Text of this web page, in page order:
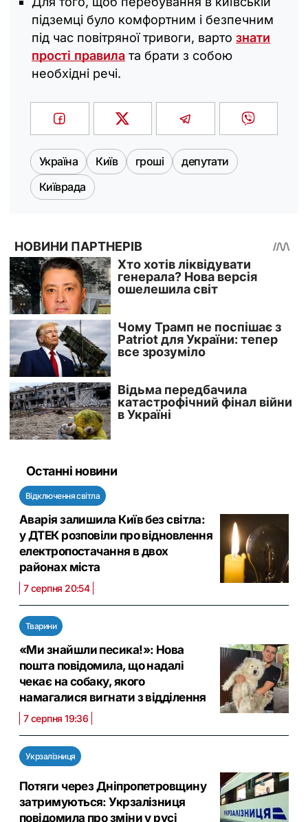
підземці було комфортним і безпечним
під час повітряної тривоги, варто знати
прості правила та брати з собою
необхідні речі.
Україна Київ гроші
депутати
Київрада
Останні новини
Відключення світла
Аварія залишила Київ без світла:
у ДТЕК розповіли про відновлення
електропостачання в двох
районах міста
7 серпня 20:54
Тварини
«Ми знайшли песика!»: Нова
пошта повідомила, що надалі
чекає на собаку, якого
намагалися вигнати з відділення
7 серпня 19:36
Укрзалізниця
Потяги через Дніпропетровщину
затримуються: Укрзалізниця
повідомила про зміни у русі